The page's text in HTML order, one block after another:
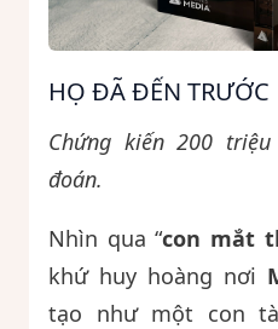
HỌ ĐÃ ĐẾN TRƯỚC
Chứng kiến 200
đoán.
Nhìn qua “con mắt
khứ huy hoàng nơi
tạo như một con